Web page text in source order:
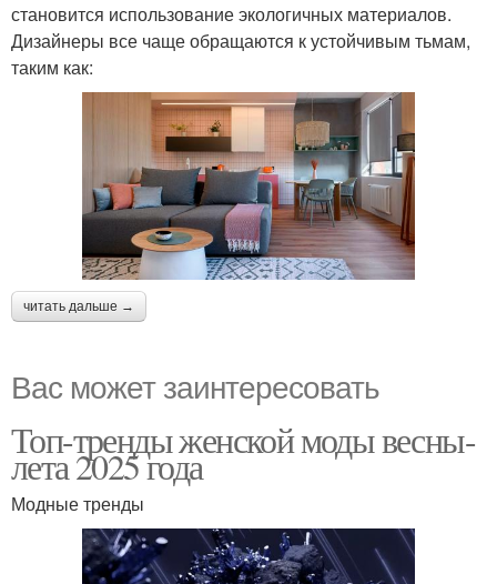
становится использование экологичных материалов.
Дизайнеры все чаще обращаются к устойчивым тьмам,
таким как:
читать дальше →
Вас может заинтересовать
Топ-тренды женской моды весны-
лета 2025 года
Модные тренды